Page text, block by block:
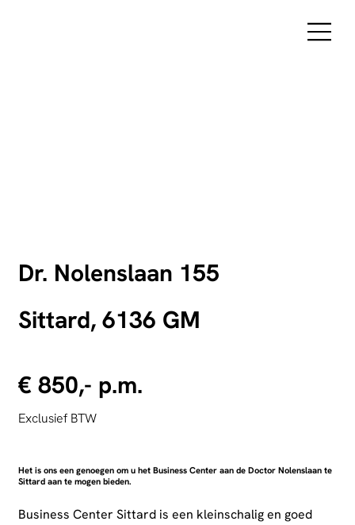
Dr. Nolenslaan 155
Sittard, 6136 GM
€ 850,- p.m.
Exclusief BTW
Het is ons een genoegen om u het Business Center aan de Doctor Nolenslaan te
Sittard aan te mogen bieden.
Business Center Sittard is een kleinschalig en goed